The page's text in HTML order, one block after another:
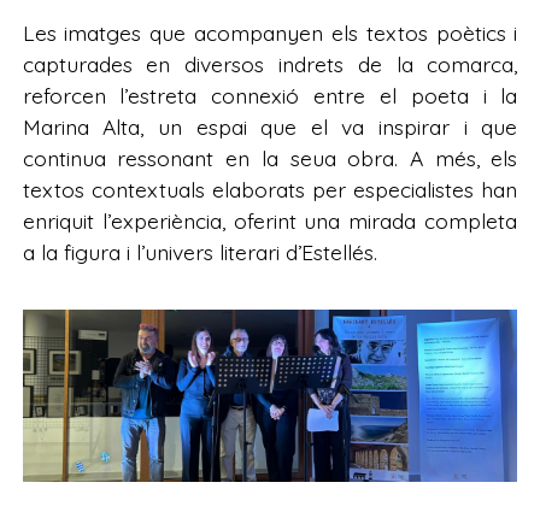
Les imatges que acompanyen els textos poètics i
capturades en diversos indrets de la comarca,
reforcen l’estreta connexió entre el poeta i la
Marina Alta, un espai que el va inspirar i que
continua ressonant en la seua obra. A més, els
textos contextuals elaborats per especialistes han
enriquit l’experiència, oferint una mirada completa
a la figura i l’univers literari d’Estellés.